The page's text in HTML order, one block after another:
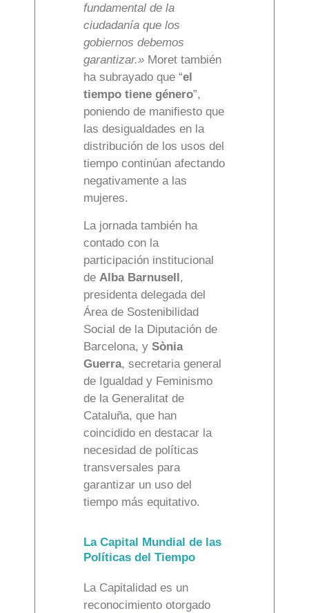
fundamental de la
ciudadanía que los
gobiernos debemos
garantizar.» Moret también
ha subrayado que “el
tiempo tiene género”,
poniendo de manifiesto que
las desigualdades en la
distribución de los usos del
tiempo continúan afectando
negativamente a las
mujeres.
La jornada también ha
contado con la
participación institucional
de Alba Barnusell,
presidenta delegada del
Área de Sostenibilidad
Social de la Diputación de
Barcelona, y Sònia
Guerra, secretaria general
de Igualdad y Feminismo
de la Generalitat de
Cataluña, que han
coincidido en destacar la
necesidad de políticas
transversales para
garantizar un uso del
tiempo más equitativo.
La Capital Mundial de las
Políticas del Tiempo
La Capitalidad es un
reconocimiento otorgado